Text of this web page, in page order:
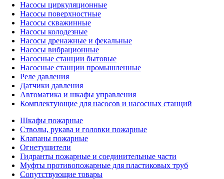
Насосы циркуляционные
Насосы поверхностные
Насосы скважинные
Насосы колодезные
Насосы дренажные и фекальные
Насосы вибрационные
Насосные станции бытовые
Насосные станции промышленные
Реле давления
Датчики давления
Автоматика и шкафы управления
Комплектующие для насосов и насосных станций
Шкафы пожарные
Стволы, рукава и головки пожарные
Клапаны пожарные
Огнетушители
Гидранты пожарные и соединительные части
Муфты противопожарные для пластиковых труб
Сопутствующие товары